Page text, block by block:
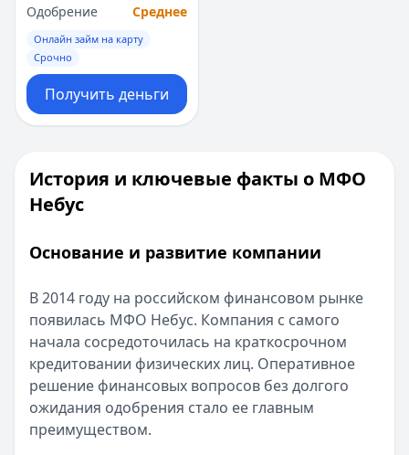
Одобрение
Среднее
Онлайн займ на карту
Срочно
Получить деньги
История и ключевые факты о МФО
Небус
Основание и развитие компании
В 2014 году на российском финансовом рынке
появилась МФО Небус. Компания с самого
начала сосредоточилась на краткосрочном
кредитовании физических лиц. Оперативное
решение финансовых вопросов без долгого
ожидания одобрения стало ее главным
преимуществом.